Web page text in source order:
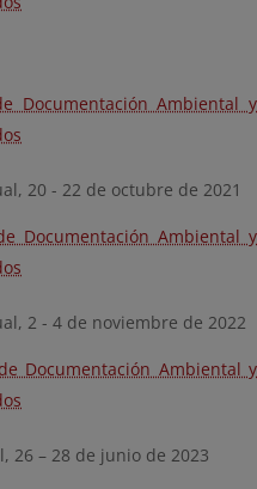
Documentación Ambiental y
20 - 22 de octubre de 2021
Documentación Ambiental y
2 - 4 de noviembre de 2022
Documentación Ambiental y
26 – 28 de junio de 2023